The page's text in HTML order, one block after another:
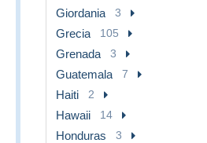
Giordania 3
Grecia 105
Grenada 3
Guatemala 7
Haiti 2
Hawaii 14
Honduras 3